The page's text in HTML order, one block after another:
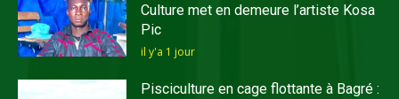
Culture met en demeure l’artiste Kosa
Pic
il y'a 1 jour
Pisciculture en cage flottante à Bagré :